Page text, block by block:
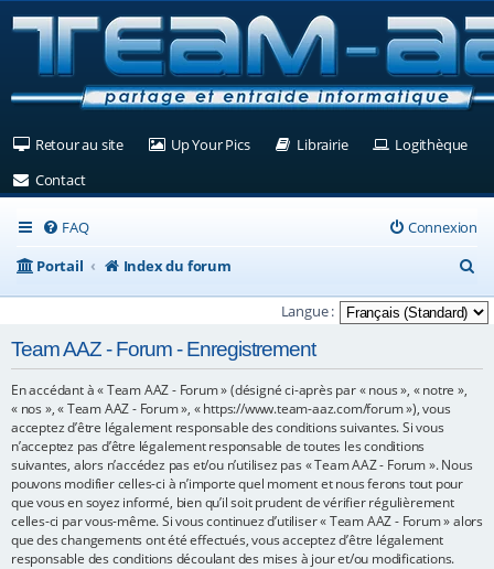
Retour au site(Ouvre un nouvel onglet)
Up Your Pics(Ouvre un nouvel onglet)
Librairie(Ouvre un nouvel
Logithèque
Contact(Ouvre un nouvel onglet)
FAQ
Connexion
Portail
Index du forum
e
c
e
Langue :
Team AAZ - Forum - Enregistrement
En accédant à « Team AAZ - Forum » (désigné ci-après par « nous », « notre »,
« nos », « Team AAZ - Forum », « https://www.team-aaz.com/forum »), vous
acceptez d’être légalement responsable des conditions suivantes. Si vous
n’acceptez pas d’être légalement responsable de toutes les conditions
suivantes, alors n’accédez pas et/ou n’utilisez pas « Team AAZ - Forum ». Nous
pouvons modifier celles-ci à n’importe quel moment et nous ferons tout pour
que vous en soyez informé, bien qu’il soit prudent de vérifier régulièrement
celles-ci par vous-même. Si vous continuez d’utiliser « Team AAZ - Forum » alors
que des changements ont été effectués, vous acceptez d’être légalement
responsable des conditions découlant des mises à jour et/ou modifications.